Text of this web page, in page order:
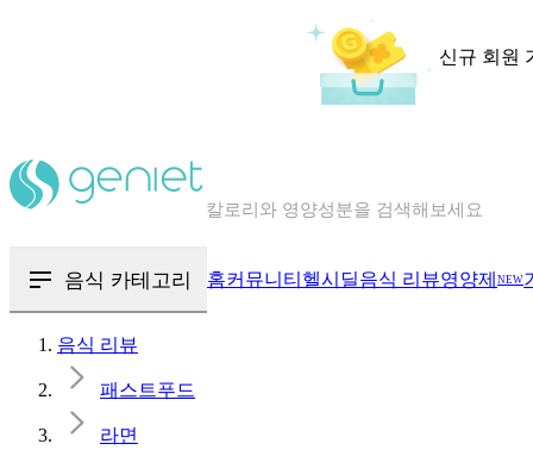
신규 회원
혈당 · 다이어트 음식 검색해보세요
음식 카테고리 홈커뮤니티 헬시딜음식 리뷰영양제 NEW
음식 리뷰
패스트푸드
라면